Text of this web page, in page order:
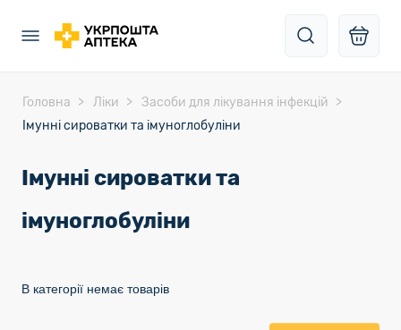
Головна Ліки
Засоби для лікування інфекцій
Імунні сироватки та імуноглобуліни
Імунні сироватки та
імуноглобуліни
В категорії немає товарів